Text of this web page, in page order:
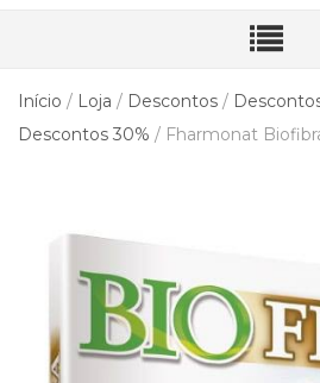
Início / Loja / Descontos /
Descontos 30% / Fharmonat